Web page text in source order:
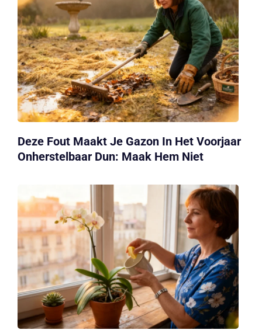
Deze Fout Maakt Je Gazon In Het Voorjaar
Onherstelbaar Dun: Maak Hem Niet